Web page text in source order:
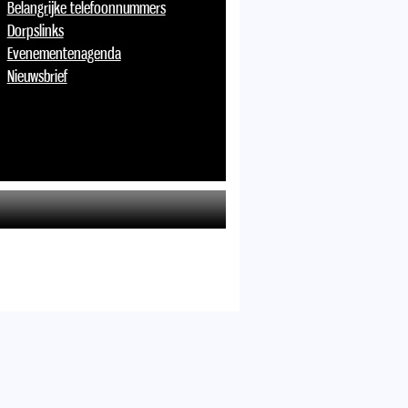
Belangrijke telefoonnummers
Dorpslinks
Evenementenagenda
Nieuwsbrief